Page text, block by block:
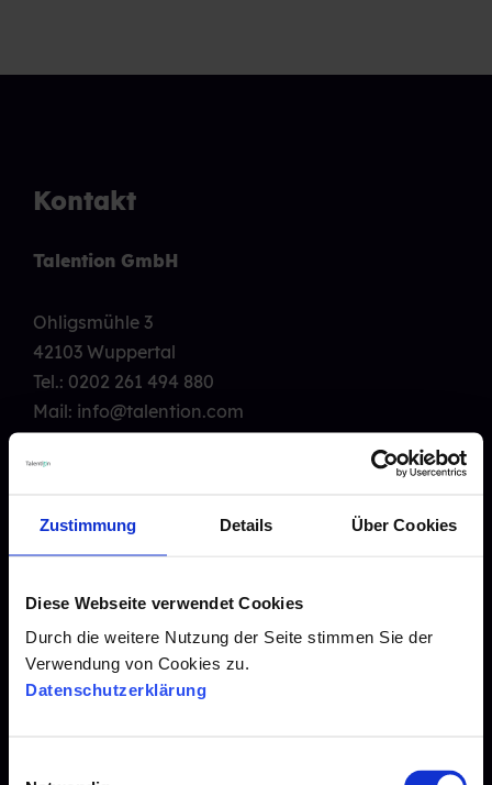
Zustimmung Details Über Cookies
Diese Webseite verwendet Cookies
Durch die weitere Nutzung der Seite stimmen Sie der
Verwendung von Cookies zu.
Datenschutzerklärung
Kontakt
Talention GmbH
Ohligsmühle 3
42103 Wuppertal
Tel.: 0202 261 494 880
Mail: info@talention.com
Karriere
Blogarchiv
Presse
Downloads
Webinare